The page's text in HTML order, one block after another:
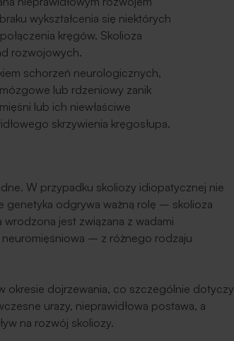
wykształcenia się niektórych
kręgów. Skolioza
rozwojowych.
schorzeń neurologicznych,
lub rdzeniowy zanik
lub ich niewłaściwe
skrzywienia kręgosłupa.
W przypadku skoliozy idiopatycznej nie
genetyka odgrywa ważną rolę – skolioza
jest związana z wadami
neuromięśniowa – z różnego rodzaju
okresie dojrzewania, co szczególnie dotyczy
urazy, nieprawidłowa postawa, a
na rozwój skoliozy.